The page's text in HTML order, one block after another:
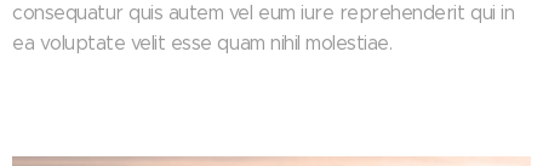
consequatur quis autem vel eum iure reprehenderit qui in
ea voluptate velit esse quam nihil molestiae.